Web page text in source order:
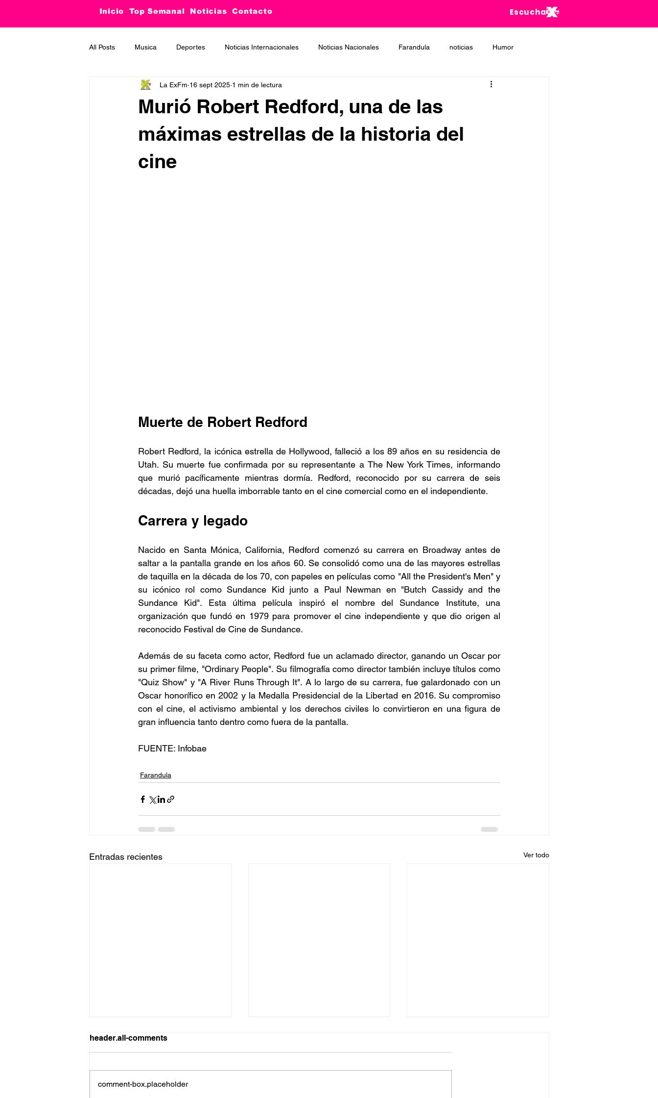
Inicio Top Semanal Noticias Contacto Escucha
All Posts Musica Deportes Noticias Internacionales Noticias Nacionales Farandula noticias Humor
Curiosidades Tecnología
Murió Robert Redford, una de las
máximas estrellas de la historia del
cine
La ExFm 16 sept 2025 1 min de lectura
Muerte de Robert Redford
Robert Redford, la icónica estrella de Hollywood, falleció a los 89 años en su residencia de
Utah. Su muerte fue confirmada por su representante a The New York Times, informando
que murió pacíficamente mientras dormía. Redford, reconocido por su carrera de seis
décadas, dejó una huella imborrable tanto en el cine comercial como en el independiente.
Carrera y legado
Nacido en Santa Mónica, California, Redford comenzó su carrera en Broadway antes de
saltar a la pantalla grande en los años 60. Se consolidó como una de las mayores estrellas
de taquilla en la década de los 70, con papeles en películas como "All the President's Men" y
su icónico rol como Sundance Kid junto a Paul Newman en "Butch Cassidy and the
Sundance Kid". Esta última película inspiró el nombre del Sundance Institute, una
organización que fundó en 1979 para promover el cine independiente y que dio origen al
reconocido Festival de Cine de Sundance.
Además de su faceta como actor, Redford fue un aclamado director, ganando un Oscar por
su primer filme, "Ordinary People". Su filmografía como director también incluye títulos como
"Quiz Show" y "A River Runs Through It". A lo largo de su carrera, fue galardonado con un
Oscar honorífico en 2002 y la Medalla Presidencial de la Libertad en 2016. Su compromiso
con el cine, el activismo ambiental y los derechos civiles lo convirtieron en una figura de
gran influencia tanto dentro como fuera de la pantalla.
FUENTE: Infobae
Farandula
Entradas recientes Ver todo
header.all-comments
comment-box.placeholder